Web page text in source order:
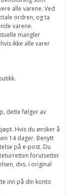
alle varene. Ved
ordren, og ta
varene.
mangler
ikke alle varer
dette følger av
Hvis du ønsker å
14 dager. Benytt
på e-post. Du
forutsetter
dvs. i original
inn på din konto